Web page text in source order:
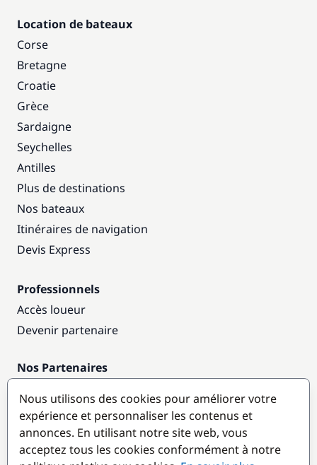
Location de bateaux
Corse
Bretagne
Croatie
Grèce
Sardaigne
Seychelles
Antilles
Plus de destinations
Nos bateaux
Itinéraires de navigation
Devis Express
Professionnels
Accès loueur
Devenir partenaire
Nos Partenaires
Destinations populaires
Nous utilisons des cookies pour améliorer votre
expérience et personnaliser les contenus et
annonces. En utilisant notre site web, vous
acceptez tous les cookies conformément à notre